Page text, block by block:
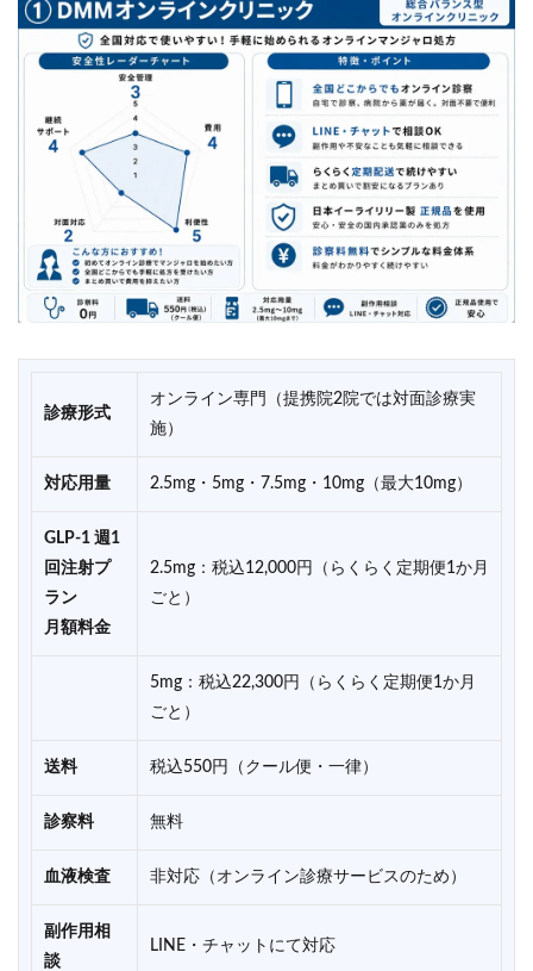
診療形式
オンライン専門（提携院2院では対面診療実
施）
対応用量 2.5mg・5mg・7.5mg・10mg（最大10mg）
GLP-1 週1
回注射プ
ラン
月額料金
2.5mg：税込12,000円（らくらく定期便1か月
ごと）
5mg：税込22,300円（らくらく定期便1か月
ごと）
送料 税込550円（クール便・一律）
診察料 無料
血液検査 非対応（オンライン診療サービスのため）
副作用相
談
LINE・チャットにて対応